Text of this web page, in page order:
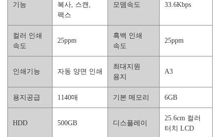
기능
복사, 스캔,
팩스
모뎀속도 33.6Kbps
컬러 인쇄
속도
25ppm
흑백 인쇄
속도
25ppm
인쇄기능 자동 양면 인쇄
최대지원
용지
A3
용지공급 1140매 기본 메모리 6GB
HDD 500GB 디스플레이
25.6cm 컬러
터치 LCD